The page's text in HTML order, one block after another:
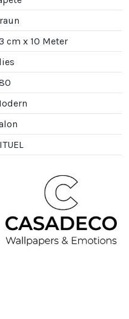
cm x 10 Meter